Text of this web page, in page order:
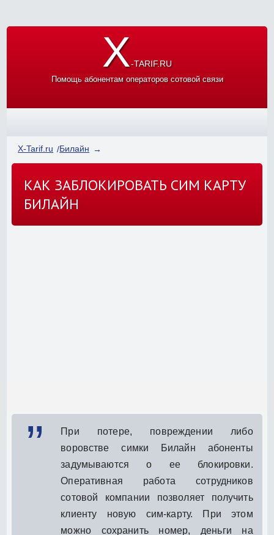
X-TARIF.RU
Помощь абонентам операторов сотовой связи
X-Tarif.ru Билайн
КАК ЗАБЛОКИРОВАТЬ СИМ КАРТУ
БИЛАЙН
При потере, повреждении либо
воровстве симки Билайн абоненты
задумываются о ее блокировки.
Оперативная работа сотрудников
сотовой компании позволяет получить
клиенту новую сим-карту. При этом
можно сохранить номер, деньги на